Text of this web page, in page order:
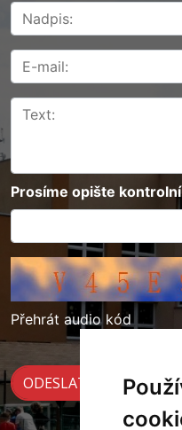
Prosíme opište
Přehrát audio kód